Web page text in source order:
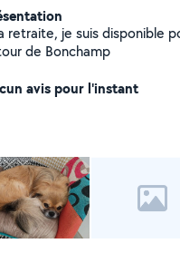
retraite, je suis disponible
de Bonchamp
avis pour l'instant